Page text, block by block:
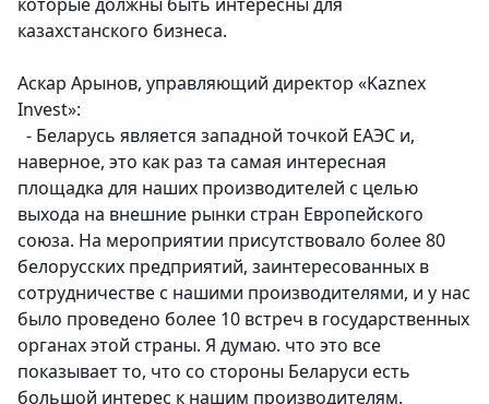
казахстанского бизнеса.
Аскар Арынов, управляющий директор «Kaznex
Invest»:
- Беларусь является западной точкой ЕАЭС и,
наверное, это как раз та самая интересная
площадка для наших производителей с целью
выхода на внешние рынки стран Европейского
союза. На мероприятии присутствовало более 80
белорусских предприятий, заинтересованных в
сотрудничестве с нашими производителями, и у нас
было проведено более 10 встреч в государственных
органах этой страны. Я думаю. что это все
показывает то, что со стороны Беларуси есть
большой интерес к нашим производителям.